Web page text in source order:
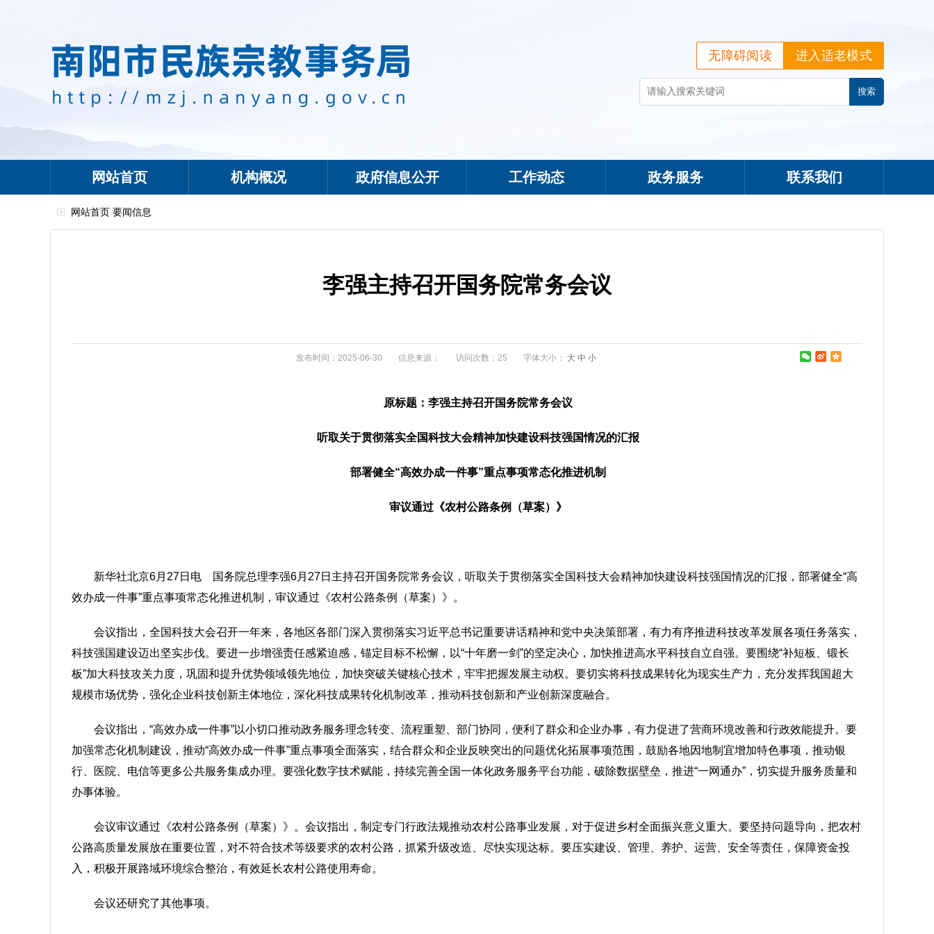
进入适老模式
无障碍阅读
网站首页 机构概况 政府信息公开 工作动态 政务服务 联系我们
网站首页 要闻信息
李强主持召开国务院常务会议
发布时间：2025-06-30 信息来源： 访问次数：25 字体大小： 大 中 小
原标题：李强主持召开国务院常务会议
听取关于贯彻落实全国科技大会精神加快建设科技强国情况的汇报
部署健全“高效办成一件事”重点事项常态化推进机制
审议通过《农村公路条例（草案）》
新华社北京6月27日电 国务院总理李强6月27日主持召开国务院常务会议，听取关于贯彻落实全国科技大会精神加快建设科技强国情况的汇报，部署健全“高
效办成一件事”重点事项常态化推进机制，审议通过《农村公路条例（草案）》。
会议指出，全国科技大会召开一年来，各地区各部门深入贯彻落实习近平总书记重要讲话精神和党中央决策部署，有力有序推进科技改革发展各项任务落实，
科技强国建设迈出坚实步伐。要进一步增强责任感紧迫感，锚定目标不松懈，以“十年磨一剑”的坚定决心，加快推进高水平科技自立自强。要围绕“补短板、锻长
板”加大科技攻关力度，巩固和提升优势领域领先地位，加快突破关键核心技术，牢牢把握发展主动权。要切实将科技成果转化为现实生产力，充分发挥我国超大
规模市场优势，强化企业科技创新主体地位，深化科技成果转化机制改革，推动科技创新和产业创新深度融合。
会议指出，“高效办成一件事”以小切口推动政务服务理念转变、流程重塑、部门协同，便利了群众和企业办事，有力促进了营商环境改善和行政效能提升。要
加强常态化机制建设，推动“高效办成一件事”重点事项全面落实，结合群众和企业反映突出的问题优化拓展事项范围，鼓励各地因地制宜增加特色事项，推动银
行、医院、电信等更多公共服务集成办理。要强化数字技术赋能，持续完善全国一体化政务服务平台功能，破除数据壁垒，推进“一网通办”，切实提升服务质量和
办事体验。
会议审议通过《农村公路条例（草案）》。会议指出，制定专门行政法规推动农村公路事业发展，对于促进乡村全面振兴意义重大。要坚持问题导向，把农村
公路高质量发展放在重要位置，对不符合技术等级要求的农村公路，抓紧升级改造、尽快实现达标。要压实建设、管理、养护、运营、安全等责任，保障资金投
入，积极开展路域环境综合整治，有效延长农村公路使用寿命。
会议还研究了其他事项。